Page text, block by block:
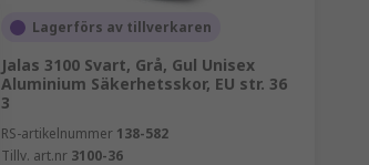
Lagerförs av tillverkaren
Jalas 3100 Svart, Grå, Gul Unisex
Aluminium Säkerhetsskor, EU str. 36
3
RS-artikelnummer 138-582
Tillv. art.nr 3100-36